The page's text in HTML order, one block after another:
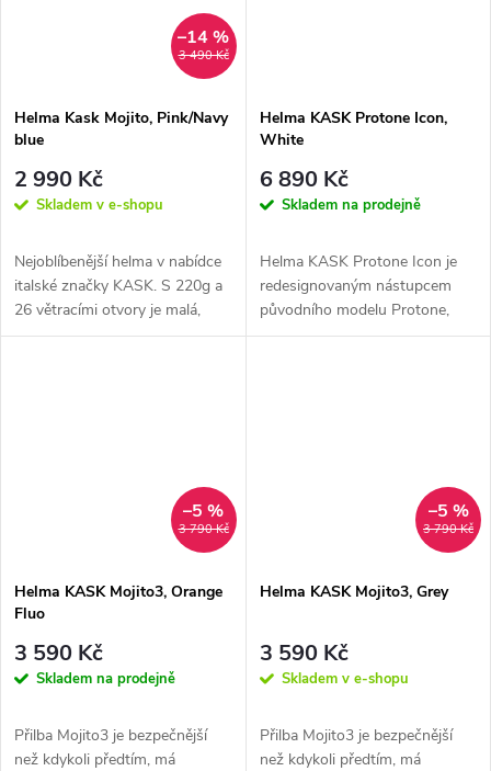
3 490 Kč
–14 %
Helma Kask Mojito, Pink/Navy
blue
2 990 Kč
Skladem v e-shopu
Nejoblíbenější helma v nabídce
italské značky KASK. S 220g a
26 větracími otvory je malá,
lehká a agresivní. Díky...
Helma KASK Protone Icon,
White
6 890 Kč
Skladem na prodejně
Helma KASK Protone Icon je
redesignovaným nástupcem
původního modelu Protone,
což byla helma, která je
3 790 Kč
–5 %
Helma KASK Mojito3, Orange
Fluo
3 590 Kč
Skladem na prodejně
Přilba Mojito3 je bezpečnější
než kdykoli předtím, má
3 790 Kč
–5 %
Helma KASK Mojito3, Grey
3 590 Kč
Skladem v e-shopu
Přilba Mojito3 je bezpečnější
než kdykoli předtím, má